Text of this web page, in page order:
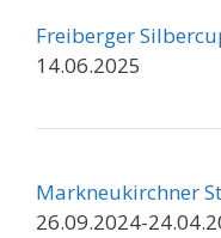
Freiberger
14.06.2025
Markneukirchner
26.09.2024-